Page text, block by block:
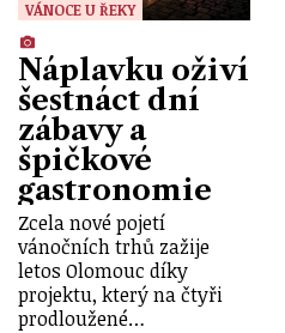
VÁNOCE U ŘEKY
Náplavku oživí
šestnáct dní
zábavy a
špičkové
gastronomie
Zcela nové pojetí
vánočních trhů zažije
letos Olomouc díky
projektu, který na čtyři
prodloužené…